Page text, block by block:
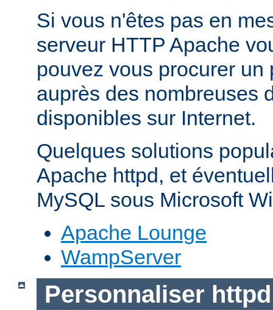
Si vous n'êtes pas en
serveur HTTP Apache
pouvez vous procurer un
auprès des nombreuses
disponibles sur Internet.
Quelques solutions
Apache httpd, et
MySQL sous Microsoft
Apache Lounge
WampServer
Personnaliser